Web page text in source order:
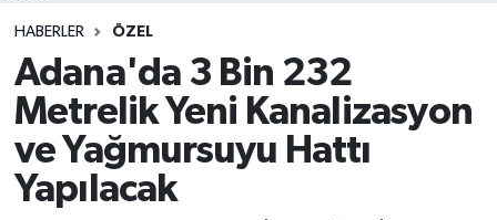
HABERLER ÖZEL
Adana'da 3 Bin 232
Metrelik Yeni Kanalizasyon
ve Yağmursuyu Hattı
Yapılacak